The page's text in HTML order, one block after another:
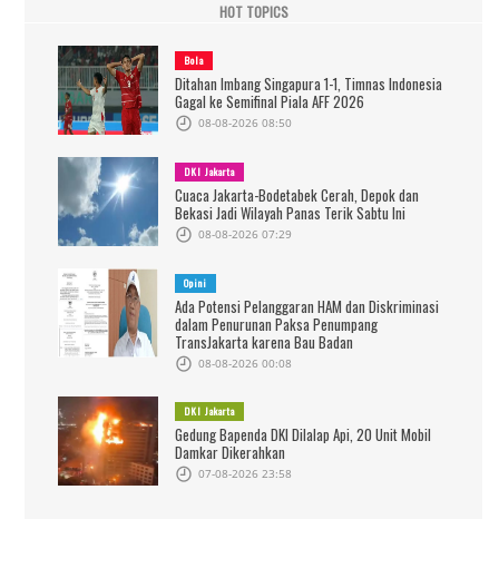
HOT TOPICS
Bola
Ditahan Imbang Singapura 1-1, Timnas Indonesia
Gagal ke Semifinal Piala AFF 2026
08-08-2026 08:50
DKI Jakarta
Cuaca Jakarta-Bodetabek Cerah, Depok dan
Bekasi Jadi Wilayah Panas Terik Sabtu Ini
08-08-2026 07:29
Opini
Ada Potensi Pelanggaran HAM dan Diskriminasi
dalam Penurunan Paksa Penumpang
TransJakarta karena Bau Badan
08-08-2026 00:08
DKI Jakarta
Gedung Bapenda DKI Dilalap Api, 20 Unit Mobil
Damkar Dikerahkan
07-08-2026 23:58